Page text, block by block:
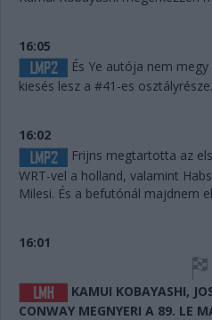
16:05
És Ye autója nem
kiesés lesz a #41-es osztályrésze.
16:02
Frijns megtartotta az
WRT-vel a holland, valamint
Milesi. És a befutónál majdnem
16:01
KAMUI KOBAYASHI,
CONWAY MEGNYERI A 89. LE